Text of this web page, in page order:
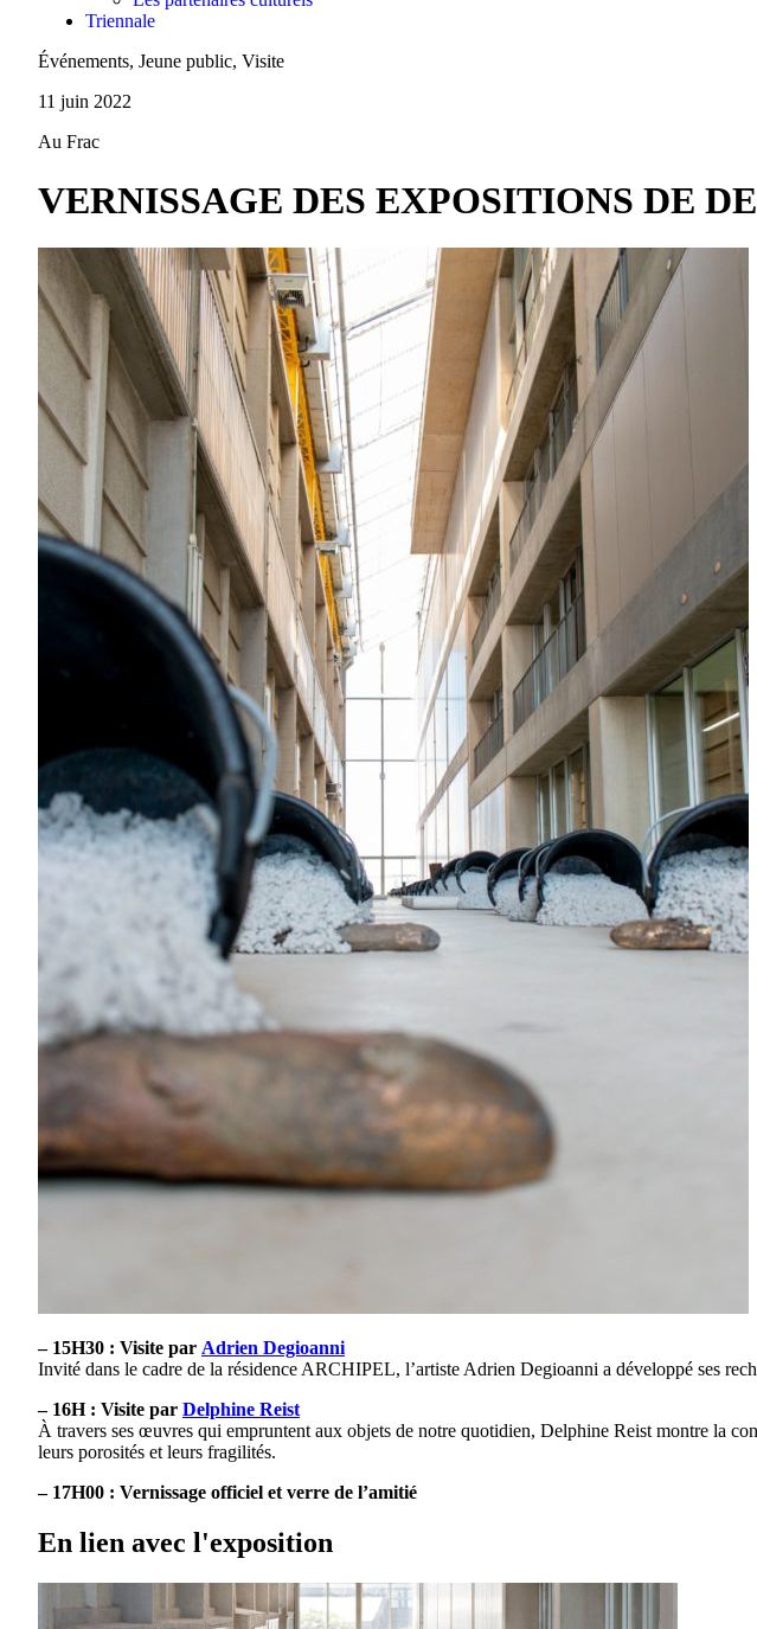
Triennale
Événements, Jeune public, Visite
11 juin 2022
Au Frac
VERNISSAGE DES EXPOSITIONS DE
– 15H30 : Visite par Adrien Degioanni
Invité dans le cadre de la résidence ARCHIPEL, l’artiste Adrien Degioanni a développé ses
– 16H : Visite par Delphine Reist
À travers ses œuvres qui empruntent aux objets de notre quotidien, Delphine Reist montre la
leurs porosités et leurs fragilités.
– 17H00 : Vernissage officiel et verre de l’amitié
En lien avec l'exposition